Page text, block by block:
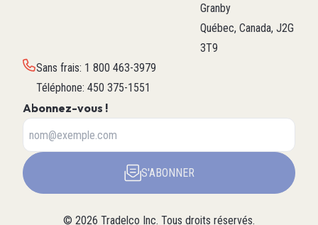
Granby
Québec, Canada, J2G
3T9
Sans frais: 1 800 463-3979
Téléphone: 450 375-1551
Abonnez-vous !
S'ABONNER
© 2026 Tradelco Inc. Tous droits réservés.